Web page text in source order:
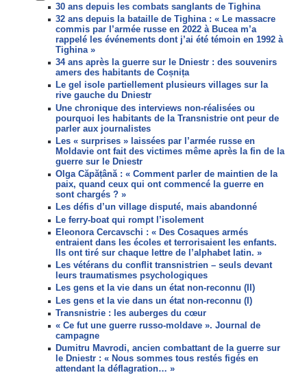
30 ans depuis les combats sanglants de Tighina
32 ans depuis la bataille de Tighina : « Le massacre
commis par l’armée russe en 2022 à Bucea m’a
rappelé les événements dont j’ai été témoin en 1992 à
Tighina »
34 ans après la guerre sur le Dniestr : des souvenirs
amers des habitants de Coșnița
Le gel isole partiellement plusieurs villages sur la
rive gauche du Dniestr
Une chronique des interviews non-réalisées ou
pourquoi les habitants de la Transnistrie ont peur de
parler aux journalistes
Les « surprises » laissées par l’armée russe en
Moldavie ont fait des victimes même après la fin de la
guerre sur le Dniestr
Olga Căpățână : « Comment parler de maintien de la
paix, quand ceux qui ont commencé la guerre en
sont chargés ? »
Les défis d’un village disputé, mais abandonné
Le ferry-boat qui rompt l’isolement
Eleonora Cercavschi : « Des Cosaques armés
entraient dans les écoles et terrorisaient les enfants.
Ils ont tiré sur chaque lettre de l’alphabet latin. »
Les vétérans du conflit transnistrien – seuls devant
leurs traumatismes psychologiques
Les gens et la vie dans un état non-reconnu (II)
Les gens et la vie dans un état non-reconnu (I)
Transnistrie : les auberges du cœur
« Ce fut une guerre russo-moldave ». Journal de
campagne
Dumitru Mavrodi, ancien combattant de la guerre sur
le Dniestr : « Nous sommes tous restés figés en
attendant la déflagration… »